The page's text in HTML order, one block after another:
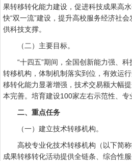
果转移转化能力建设，促进科技成果高
快“双一流”建设，提升高校服务经济社
供科技支撑。
（二）主要目标。
“十四五”期间，全国创新能力强、科
转移机构，体制机制落实到位，有效运
移转化能力显著增强，技术交易额大幅
本完善。培育建设100家左右示范性、专
二、重点任务
（一）建立技术转移机构。
高校专业化技术转移机构（以下简称
成果转移转化活动提供全链条、综合性